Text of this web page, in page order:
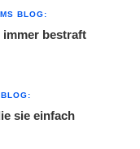
BLOG:
bestraft
sie einfach